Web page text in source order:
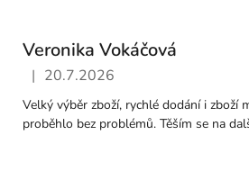
Veronika Vokáčová
Hodnocení obchodu je 5 z 5
| 20.7.2026
Velký výběr zboží, rychlé dodání i zboží
proběhlo bez problémů. Těším se na